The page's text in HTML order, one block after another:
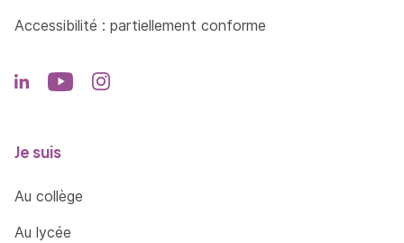
Accessibilité : partiellement conforme
Je suis
Au collège
Au lycée